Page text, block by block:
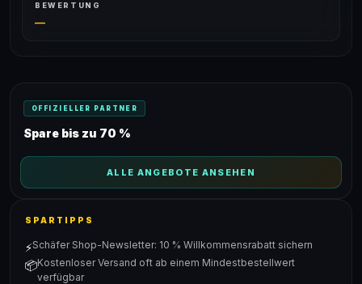
BEWERTUNG
—
OFFIZIELLER PARTNER
Spare bis zu 70 %
ALLE ANGEBOTE ANSEHEN
SPARTIPPS
⚡Schäfer Shop-Newsletter: 10 % Willkommensrabatt sichern
📦Kostenloser Versand oft ab einem Mindestbestellwert
verfügbar